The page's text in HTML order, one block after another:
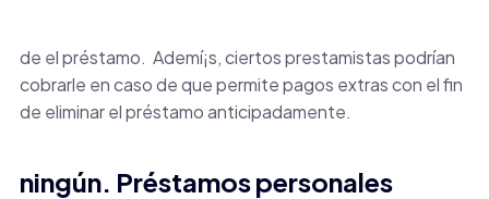
de el préstamo. Ademí¡s, ciertos prestamistas podrían
cobrarle en caso de que permite pagos extras con el fin
de eliminar el préstamo anticipadamente.
ningún. Préstamos personales